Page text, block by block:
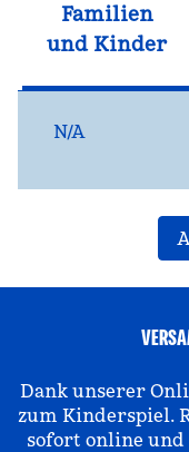
Familien
und Kinder
N/A
Dank unserer
zum Kinderspiel.
sofort online und